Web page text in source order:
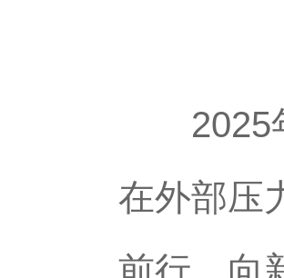
2025年
在外部压
前行、向